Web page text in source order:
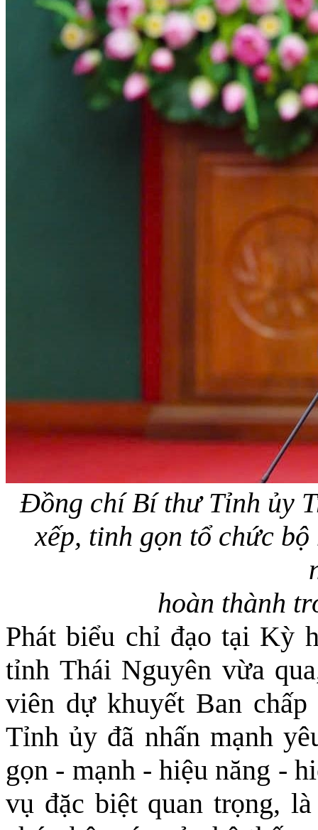
Đồng chí Bí thư Tỉnh ủy
xếp, tinh gọn tổ chức
hoàn thành
Phát biểu chỉ đạo tại Kỳ
tỉnh Thái Nguyên vừa
viên dự khuyết Ban
Tỉnh ủy đã nhấn mạnh
gọn - mạnh - hiệu năng -
vụ đặc biệt quan trọng,